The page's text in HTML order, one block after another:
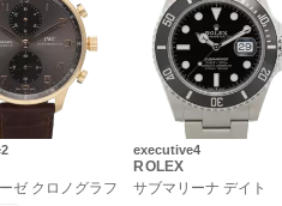
ゼ クロノグラフ
executive4
ROLEX
サブマリーナ デイト